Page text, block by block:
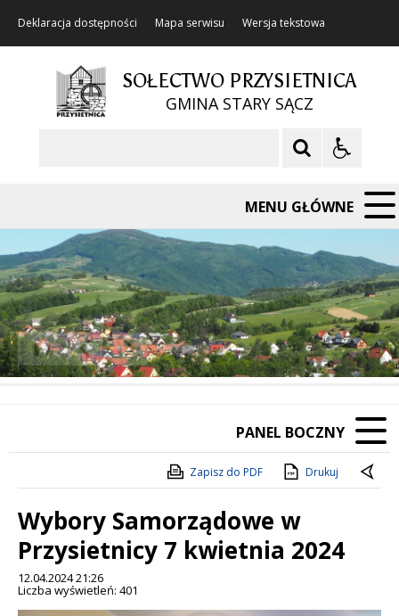
Deklaracja dostępności Mapa serwisu Wersja tekstowa
SOŁECTWO PRZYSIETNICA
GMINA STARY SĄCZ
MENU GŁÓWNE
Poprzedni Element
Następny Element
❚❚
PANEL BOCZNY
Zapisz do PDF Drukuj
Wybory Samorządowe w
Przysietnicy 7 kwietnia 2024
12.04.2024 21:26
Liczba wyświetleń: 401